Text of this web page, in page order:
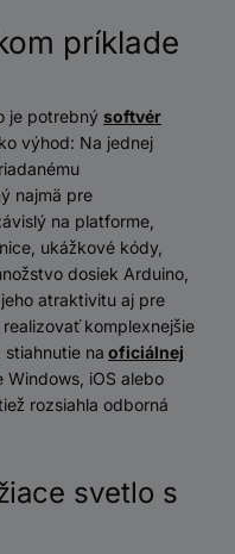
príklade
je potrebný softvér
výhod: Na jednej
najmä pre
na platforme,
ukážkové kódy,
dosiek Arduino,
atraktivitu aj pre
realizovať komplexnejšie
na oficiálnej
Windows, iOS alebo
rozsiahla odborná
svetlo s